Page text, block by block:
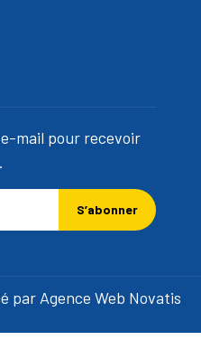
mail pour recevoir
S’abonner
par Agence Web Novatis